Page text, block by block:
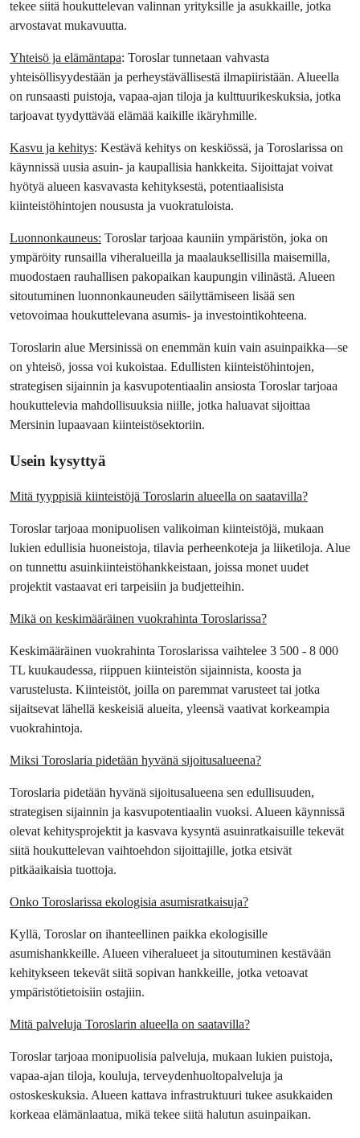
tekee siitä houkuttelevan valinnan yrityksille ja asukkaille, jotka
arvostavat mukavuutta.
Yhteisö ja elämäntapa: Toroslar tunnetaan vahvasta
yhteisöllisyydestään ja perheystävällisestä ilmapiiristään. Alueella
on runsaasti puistoja, vapaa-ajan tiloja ja kulttuurikeskuksia, jotka
tarjoavat tyydyttävää elämää kaikille ikäryhmille.
Kasvu ja kehitys: Kestävä kehitys on keskiössä, ja Toroslarissa on
käynnissä uusia asuin- ja kaupallisia hankkeita. Sijoittajat voivat
hyötyä alueen kasvavasta kehityksestä, potentiaalisista
kiinteistöhintojen noususta ja vuokratuloista.
Luonnonkauneus: Toroslar tarjoaa kauniin ympäristön, joka on
ympäröity runsailla viheralueilla ja maalauksellisilla maisemilla,
muodostaen rauhallisen pakopaikan kaupungin vilinästä. Alueen
sitoutuminen luonnonkauneuden säilyttämiseen lisää sen
vetovoimaa houkuttelevana asumis- ja investointikohteena.
Toroslarin alue Mersinissä on enemmän kuin vain asuinpaikka—se
on yhteisö, jossa voi kukoistaa. Edullisten kiinteistöhintojen,
strategisen sijainnin ja kasvupotentiaalin ansiosta Toroslar tarjoaa
houkuttelevia mahdollisuuksia niille, jotka haluavat sijoittaa
Mersinin lupaavaan kiinteistösektoriin.
Usein kysyttyä
Mitä tyyppisiä kiinteistöjä Toroslarin alueella on saatavilla?
Toroslar tarjoaa monipuolisen valikoiman kiinteistöjä, mukaan
lukien edullisia huoneistoja, tilavia perheenkoteja ja liiketiloja. Alue
on tunnettu asuinkiinteistöhankkeistaan, joissa monet uudet
projektit vastaavat eri tarpeisiin ja budjetteihin.
Mikä on keskimääräinen vuokrahinta Toroslarissa?
Keskimääräinen vuokrahinta Toroslarissa vaihtelee 3 500 - 8 000
TL kuukaudessa, riippuen kiinteistön sijainnista, koosta ja
varustelusta. Kiinteistöt, joilla on paremmat varusteet tai jotka
sijaitsevat lähellä keskeisiä alueita, yleensä vaativat korkeampia
vuokrahintoja.
Miksi Toroslaria pidetään hyvänä sijoitusalueena?
Toroslaria pidetään hyvänä sijoitusalueena sen edullisuuden,
strategisen sijainnin ja kasvupotentiaalin vuoksi. Alueen käynnissä
olevat kehitysprojektit ja kasvava kysyntä asuinratkaisuille tekevät
siitä houkuttelevan vaihtoehdon sijoittajille, jotka etsivät
pitkäaikaisia tuottoja.
Onko Toroslarissa ekologisia asumisratkaisuja?
Kyllä, Toroslar on ihanteellinen paikka ekologisille
asumishankkeille. Alueen viheralueet ja sitoutuminen kestävään
kehitykseen tekevät siitä sopivan hankkeille, jotka vetoavat
ympäristötietoisiin ostajiin.
Mitä palveluja Toroslarin alueella on saatavilla?
Toroslar tarjoaa monipuolisia palveluja, mukaan lukien puistoja,
vapaa-ajan tiloja, kouluja, terveydenhuoltopalveluja ja
ostoskeskuksia. Alueen kattava infrastruktuuri tukee asukkaiden
korkeaa elämänlaatua, mikä tekee siitä halutun asuinpaikan.